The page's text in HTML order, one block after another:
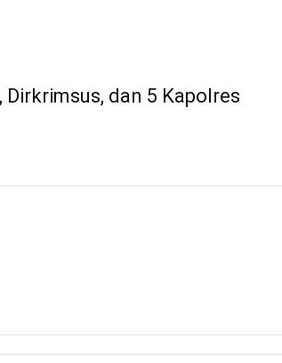
dan 5 Kapolres